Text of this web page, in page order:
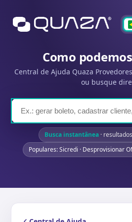
Como
Central de Ajuda Quaza
ou busque
Busca instantânea ·
Populares: Sicredi · Desprovisionar